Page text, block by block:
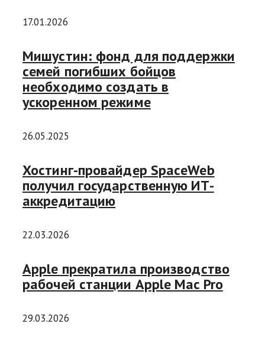
17.01.2026
Мишустин: фонд для поддержки
семей погибших бойцов
необходимо создать в
ускоренном режиме
26.05.2025
Хостинг-провайдер SpaceWeb
получил государственную ИТ-
аккредитацию
22.03.2026
Apple прекратила производство
рабочей станции Apple Mac Pro
29.03.2026